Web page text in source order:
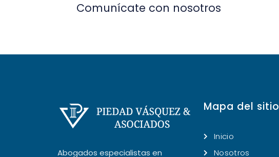
Comunícate con nosotros
Abogados especialistas en
Mapa del sitio
Inicio
Nosotros